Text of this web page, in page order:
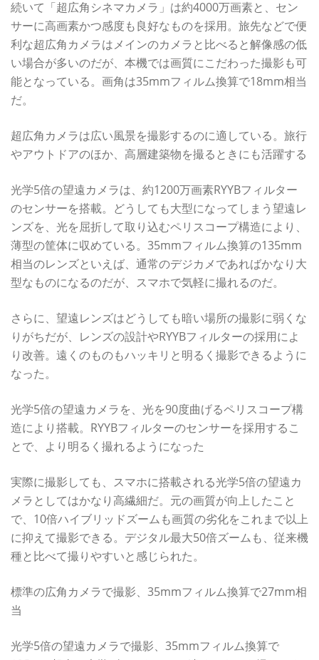
続いて「超広角シネマカメラ」は約4000万画素と、セン
サーに高画素かつ感度も良好なものを採用。旅先などで便
利な超広角カメラはメインのカメラと比べると解像感の低
い場合が多いのだが、本機では画質にこだわった撮影も可
能となっている。画角は35mmフィルム換算で18mm相当
だ。
超広角カメラは広い風景を撮影するのに適している。旅行
やアウトドアのほか、高層建築物を撮るときにも活躍する
光学5倍の望遠カメラは、約1200万画素RYYBフィルター
のセンサーを搭載。どうしても大型になってしまう望遠レ
ンズを、光を屈折して取り込むペリスコープ構造により、
薄型の筐体に収めている。35mmフィルム換算の135mm
相当のレンズといえば、通常のデジカメであればかなり大
型なものになるのだが、スマホで気軽に撮れるのだ。
さらに、望遠レンズはどうしても暗い場所の撮影に弱くな
りがちだが、レンズの設計やRYYBフィルターの採用によ
り改善。遠くのものもハッキリと明るく撮影できるように
なった。
光学5倍の望遠カメラを、光を90度曲げるペリスコープ構
造により搭載。RYYBフィルターのセンサーを採用するこ
とで、より明るく撮れるようになった
実際に撮影しても、スマホに搭載される光学5倍の望遠カ
メラとしてはかなり高繊細だ。元の画質が向上したこと
で、10倍ハイブリッドズームも画質の劣化をこれまで以上
に抑えて撮影できる。デジタル最大50倍ズームも、従来機
種と比べて撮りやすいと感じられた。
標準の広角カメラで撮影、35mmフィルム換算で27mm相
当
光学5倍の望遠カメラで撮影、35mmフィルム換算で